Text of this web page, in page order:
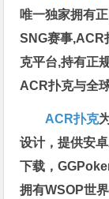
唯一独家拥有
SNG赛事,ACR
克平台,持有正
ACR扑克与全
ACR扑克
设计，提供安
下载，
拥有WSOP世